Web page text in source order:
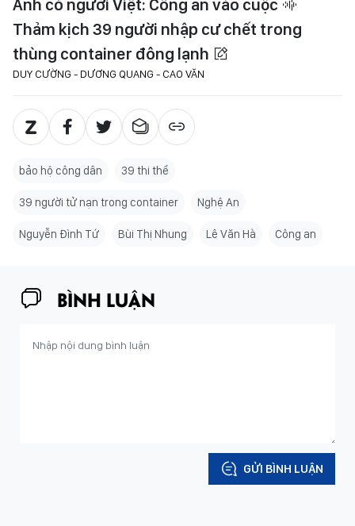
Anh có người Việt: Công an vào cuộc
Thảm kịch 39 người nhập cư chết trong
thùng container đông lạnh
DUY CƯỜNG - DƯƠNG QUANG - CAO VĂN
bảo hộ công dân 39 thi thể
39 người tử nạn trong container Nghệ An
Nguyễn Đình Tứ Bùi Thị Nhung Lê Văn Hà Công an
BÌNH LUẬN
GỬI BÌNH LUẬN